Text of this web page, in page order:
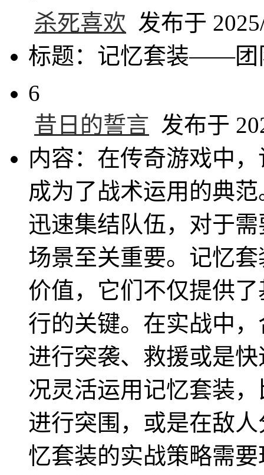
杀死喜欢 发布于
标题：记忆套装——团
6
昔日的誓言 发布于
内容：在传奇游戏中
成为了战术运用的典
迅速集结队伍，对于
场景至关重要。记忆
价值，它们不仅提供
行的关键。在实战中
进行突袭、救援或是
况灵活运用记忆套装
进行突围，或是在敌
忆套装的实战策略需